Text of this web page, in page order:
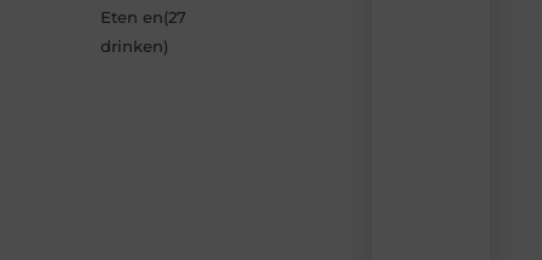
Eten en
drinken
(27
)